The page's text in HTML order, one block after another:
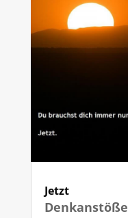
Jetzt
Denkanstöße